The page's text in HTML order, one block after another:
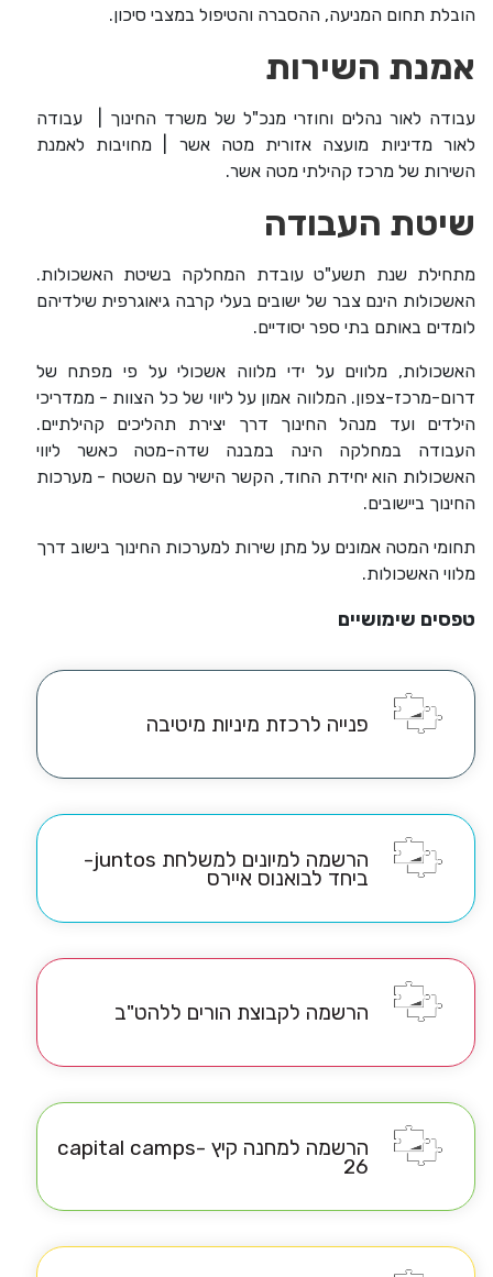
הובלת תחום המניעה, ההסברה והטיפול במצבי סיכון.
אמנת השירות
עבודה לאור נהלים וחוזרי מנכ"ל של משרד החינוך | עבודה
לאור מדיניות מועצה אזורית מטה אשר | מחויבות לאמנת
השירות של מרכז קהילתי מטה אשר.
שיטת העבודה
מתחילת שנת תשע"ט עובדת המחלקה בשיטת האשכולות.
האשכולות הינם צבר של ישובים בעלי קרבה גיאוגרפית שילדיהם
לומדים באותם בתי ספר יסודיים.
האשכולות, מלווים על ידי מלווה אשכולי על פי מפתח של
דרום-מרכז-צפון. המלווה אמון על ליווי של כל הצוות - ממדריכי
הילדים ועד מנהל החינוך דרך יצירת תהליכים קהילתיים.
העבודה במחלקה הינה במבנה שדה-מטה כאשר ליווי
האשכולות הוא יחידת החוד, הקשר הישיר עם השטח - מערכות
החינוך ביישובים.
תחומי המטה אמונים על מתן שירות למערכות החינוך בישוב דרך
מלווי האשכולות.
טפסים שימושיים
פנייה לרכזת מיניות מיטיבה
הרשמה למיונים למשלחת juntos-
ביחד לבואנוס איירס
הרשמה לקבוצת הורים ללהט"ב
הרשמה למחנה קיץ -capital camps
26